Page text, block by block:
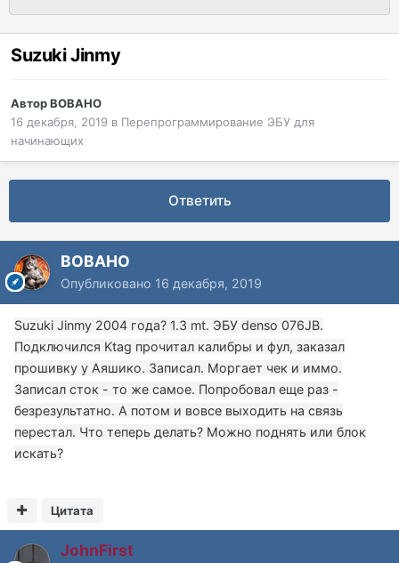
Suzuki Jinmy
АвторBOBAHO
16 декабря, 2019 в Перепрограммирование ЭБУ для
начинающих
Ответить
BOBAHO
Опубликовано 16 декабря, 2019
Suzuki Jinmy 2004 года? 1.3 mt. ЭБУ denso 076JB.
Подключился Ktag прочитал калибры и фул, заказал
прошивку у Аяшико. Записал. Моргает чек и иммо.
Записал сток - то же самое. Попробовал еще раз -
безрезультатно. А потом и вовсе выходить на связь
перестал. Что теперь делать? Можно поднять или блок
искать?
Цитата
JohnFirst